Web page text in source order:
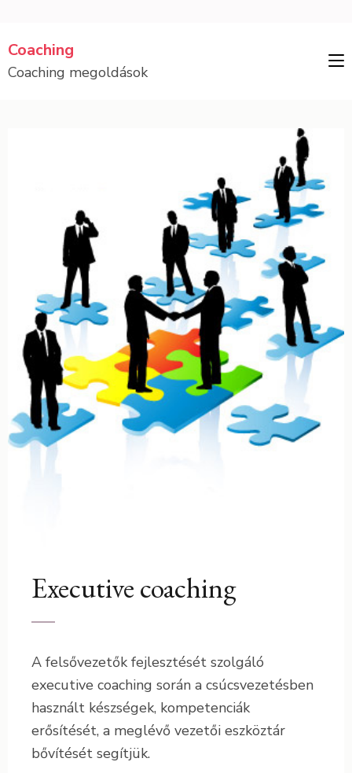
to
content
Coaching
Coaching megoldások
Executive coaching
A felsővezetők fejlesztését szolgáló
executive coaching során a csúcsvezetésben
használt készségek, kompetenciák
erősítését, a meglévő vezetői eszköztár
bővítését segítjük.